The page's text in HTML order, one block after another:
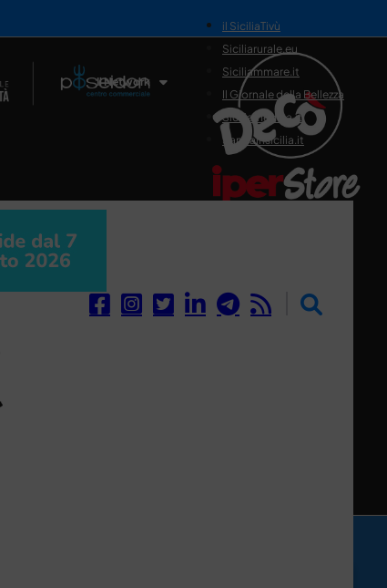
Il Network
il SiciliaTivù
Siciliarurale.eu
Siciliammare.it
Il Giornale della Bellezza
Siciliamedica.it
Sanitainsicilia.it